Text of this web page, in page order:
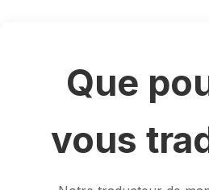
Que
vous